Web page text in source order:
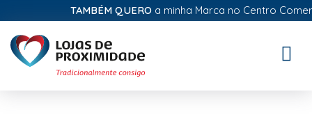
TAMBÉM QUEROa minha Marca no Centro